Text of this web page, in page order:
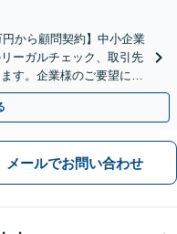
円から顧問契約】中小企業
ーガルチェック、取引先
す。企業様のご要望に沿
メールでお問い合わせ